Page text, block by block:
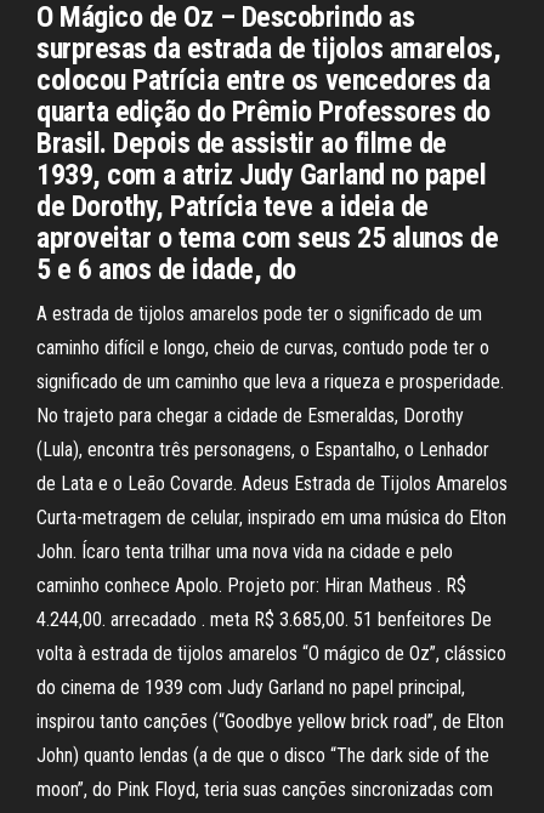
O Mágico de Oz – Descobrindo as
surpresas da estrada de tijolos amarelos,
colocou Patrícia entre os vencedores da
quarta edição do Prêmio Professores do
Brasil. Depois de assistir ao filme de
1939, com a atriz Judy Garland no papel
de Dorothy, Patrícia teve a ideia de
aproveitar o tema com seus 25 alunos de
5 e 6 anos de idade, do
A estrada de tijolos amarelos pode ter o significado de um
caminho difícil e longo, cheio de curvas, contudo pode ter o
significado de um caminho que leva a riqueza e prosperidade.
No trajeto para chegar a cidade de Esmeraldas, Dorothy
(Lula), encontra três personagens, o Espantalho, o Lenhador
de Lata e o Leão Covarde. Adeus Estrada de Tijolos Amarelos
Curta-metragem de celular, inspirado em uma música do Elton
John. Ícaro tenta trilhar uma nova vida na cidade e pelo
caminho conhece Apolo. Projeto por: Hiran Matheus . R$
4.244,00. arrecadado . meta R$ 3.685,00. 51 benfeitores De
volta à estrada de tijolos amarelos “O mágico de Oz”, clássico
do cinema de 1939 com Judy Garland no papel principal,
inspirou tanto canções (“Goodbye yellow brick road”, de Elton
John) quanto lendas (a de que o disco “The dark side of the
moon”, do Pink Floyd, teria suas canções sincronizadas com